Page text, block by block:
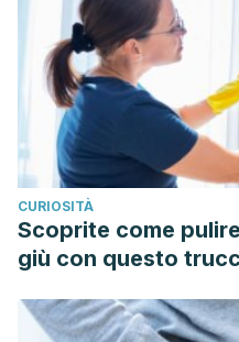
CURIOSITÀ
Scoprite come
giù con questo